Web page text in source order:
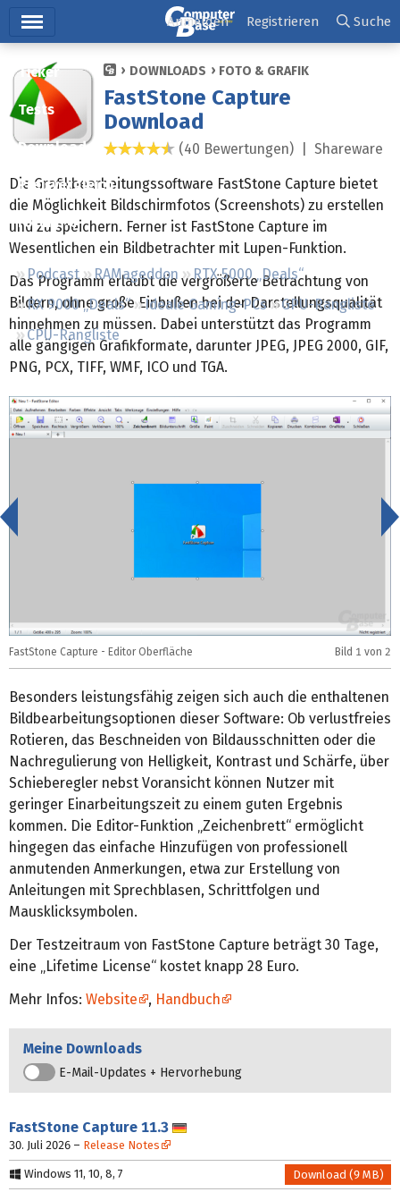
Ticker
Tests
Downloads
Preisvergleich
Forum
Podcast RAMageddon
RTX 5000 „Deals“
RX 9000 „Deals“
Ideale Gaming-PCs
GPU-Rangliste
CPU-Rangliste
Anmelden Registrieren Suche
DOWNLOADS FOTO & GRAFIK
FastStone Capture
Download
4,6 Sterne
(40 Bewertungen) |Shareware
Die Grafikbearbeitungssoftware FastStone Capture bietet
die Möglichkeit Bildschirmfotos (Screenshots) zu erstellen
und zu speichern. Ferner ist FastStone Capture im
Wesentlichen ein Bildbetrachter mit Lupen-Funktion.
Das Programm erlaubt die vergrößerte Betrachtung von
Bildern, ohne große Einbußen bei der Darstellungsqualität
hinnehmen zu müssen. Dabei unterstützt das Programm
alle gängigen Grafikformate, darunter JPEG, JPEG 2000, GIF,
PNG, PCX, TIFF, WMF, ICO und TGA.
FastStone Capture - Editor Oberfläche Bild 1 von 2
<
Besonders leistungsfähig zeigen sich auch die enthaltenen
Bildbearbeitungsoptionen dieser Software: Ob verlustfreies
Rotieren, das Beschneiden von Bildausschnitten oder die
Nachregulierung von Helligkeit, Kontrast und Schärfe, über
Schieberegler nebst Voransicht können Nutzer mit
geringer Einarbeitungszeit zu einem guten Ergebnis
kommen. Die Editor-Funktion „Zeichenbrett“ ermöglicht
hingegen das einfache Hinzufügen von professionell
anmutenden Anmerkungen, etwa zur Erstellung von
Anleitungen mit Sprechblasen, Schrittfolgen und
Mausklicksymbolen.
Der Testzeitraum von FastStone Capture beträgt 30 Tage,
eine „Lifetime License“ kostet knapp 28 Euro.
Mehr Infos: Website , Handbuch
Meine Downloads
E-Mail-Updates + Hervorhebung
FastStone Capture 11.3
30. Juli 2026 – Release Notes
Windows 11, 10, 8, 7
Download (9 MB)